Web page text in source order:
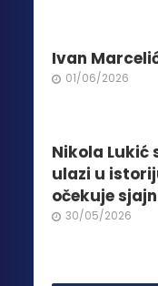
Ivan
01/06/2026
Nikola Lukić
ulazi u
očekuje
30/05/2026